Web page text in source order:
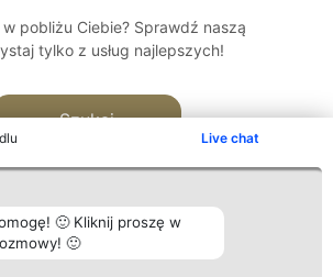
Live chat
🙂 Kliknij proszę w
🙂
pobliżu Ciebie? Sprawdź naszą
tylko z usług najlepszych!
Szukaj